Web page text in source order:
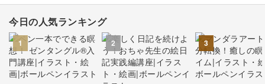
刺繍
すべて
すべて
ソーイング イラスト・絵画
今日の人気ランキング
1 2 3